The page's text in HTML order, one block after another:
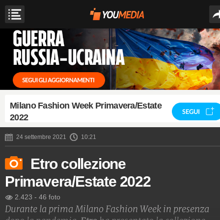
Milano Fashion Week Primavera/Estate
2022
SEGUI
24 settembre 2021 10:21
Etro collezione
Primavera/Estate 2022
2.423 - 46 foto
Durante la prima Milano Fashion Week in presenza